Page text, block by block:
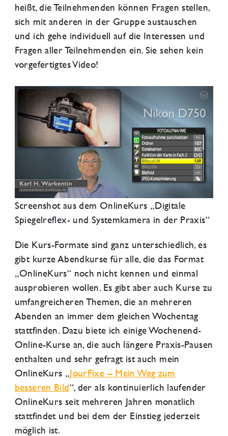
heißt, die Teilnehmenden können Fragen stellen,
sich mit anderen in der Gruppe austauschen
und ich gehe individuell auf die Interessen und
Fragen aller Teilnehmenden ein. Sie sehen kein
vorgefertigtes Video!
Screenshot aus dem OnlineKurs „Digitale
Spiegelreflex- und Systemkamera in der Praxis“
Die Kurs-Formate sind ganz unterschiedlich, es
gibt kurze Abendkurse für alle, die das Format
„OnlineKurs“ noch nicht kennen und einmal
ausprobieren wollen. Es gibt aber auch Kurse zu
umfangreicheren Themen, die an mehreren
Abenden an immer dem gleichen Wochentag
stattfinden. Dazu biete ich einige Wochenend-
Online-Kurse an, die auch längere Praxis-Pausen
enthalten und sehr gefragt ist auch mein
OnlineKurs „JourFixe – Mein Weg zum
besseren Bild“, der als kontinuierlich laufender
OnlineKurs seit mehreren Jahren monatlich
stattfindet und bei dem der Einstieg jederzeit
möglich ist.